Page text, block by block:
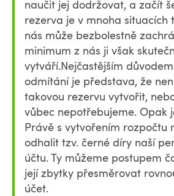
naučit jej dodržovat, a začít
rezerva je v mnoha situacích
nás může bezbolestně
minimum z nás ji však
vytváří.Nejčastějším
odmítání je představa, že
takovou rezervu vytvořit,
vůbec nepotřebujeme. Opak
Právě s vytvořením rozpočtu
odhalit tzv. černé díry naší
účtu. Ty můžeme postupem
její zbytky přesměrovat
účet.